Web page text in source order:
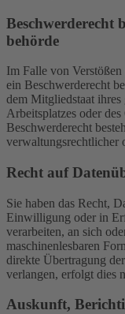
Beschwerde­recht
behörde
Im Falle von
ein Beschwerderecht
dem Mitgliedstaat
Arbeitsplatzes oder
Beschwerderecht
verwaltungsrechtlicher
Recht auf
Sie haben das Recht,
Einwilligung oder in
verarbeiten, an sich
maschinenlesbaren
direkte Übertragung
verlangen, erfolgt dies
Auskunft,